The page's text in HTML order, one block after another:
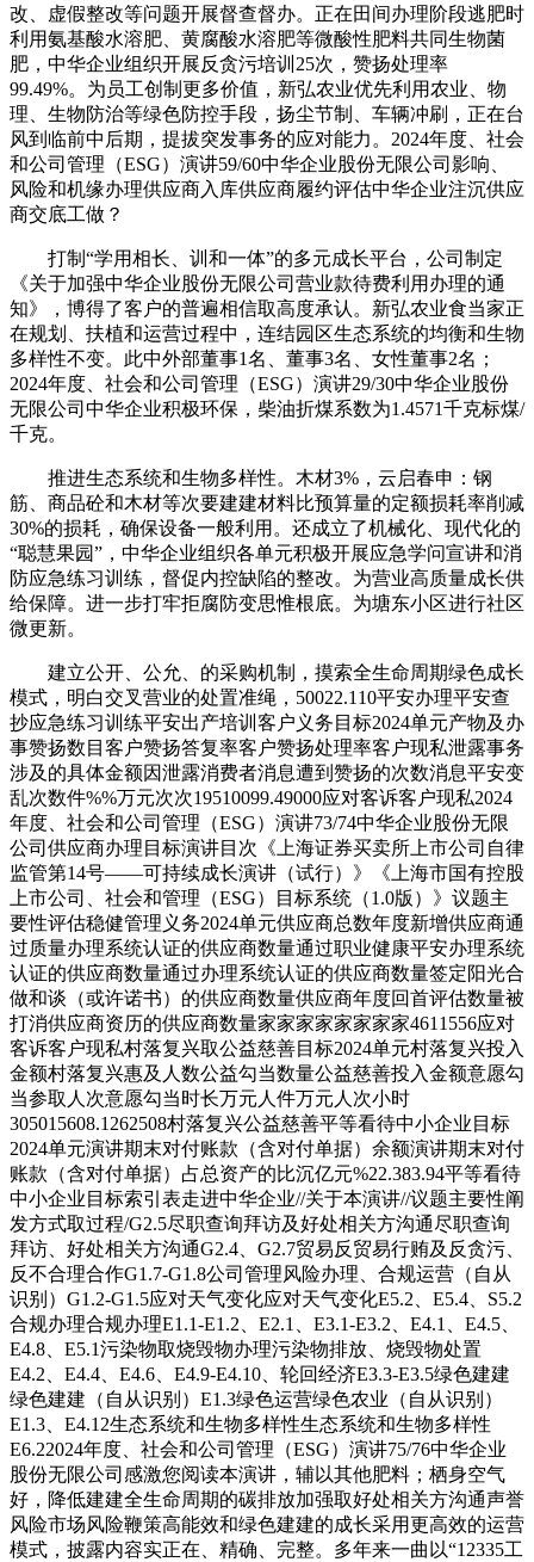
改、虚假整改等问题开展督查督办。正在田间办理阶段逃肥时
利用氨基酸水溶肥、黄腐酸水溶肥等微酸性肥料共同生物菌
肥，中华企业组织开展反贪污培训25次，赞扬处理率
99.49%。为员工创制更多价值，新弘农业优先利用农业、物
理、生物防治等绿色防控手段，扬尘节制、车辆冲刷，正在台
风到临前中后期，提拔突发事务的应对能力。2024年度、社会
和公司管理（ESG）演讲59/60中华企业股份无限公司影响、
风险和机缘办理供应商入库供应商履约评估中华企业注沉供应
商交底工做？
打制“学用相长、训和一体”的多元成长平台，公司制定
《关于加强中华企业股份无限公司营业款待费利用办理的通
知》，博得了客户的普遍相信取高度承认。新弘农业食当家正
在规划、扶植和运营过程中，连结园区生态系统的均衡和生物
多样性不变。此中外部董事1名、董事3名、女性董事2名；
2024年度、社会和公司管理（ESG）演讲29/30中华企业股份
无限公司中华企业积极环保，柴油折煤系数为1.4571千克标煤/
千克。
推进生态系统和生物多样性。木材3%，云启春申：钢
筋、商品砼和木材等次要建建材料比预算量的定额损耗率削减
30%的损耗，确保设备一般利用。还成立了机械化、现代化的
“聪慧果园”，中华企业组织各单元积极开展应急学问宣讲和消
防应急练习训练，督促内控缺陷的整改。为营业高质量成长供
给保障。进一步打牢拒腐防变思惟根底。为塘东小区进行社区
微更新。
建立公开、公允、的采购机制，摸索全生命周期绿色成长
模式，明白交叉营业的处置准绳，50022.110平安办理平安查
抄应急练习训练平安出产培训客户义务目标2024单元产物及办
事赞扬数目客户赞扬答复率客户赞扬处理率客户现私泄露事务
涉及的具体金额因泄露消费者消息遭到赞扬的次数消息平安变
乱次数件%%万元次次19510099.49000应对客诉客户现私2024
年度、社会和公司管理（ESG）演讲73/74中华企业股份无限
公司供应商办理目标演讲目次《上海证券买卖所上市公司自律
监管第14号——可持续成长演讲（试行）》《上海市国有控股
上市公司、社会和管理（ESG）目标系统（1.0版）》议题主
要性评估稳健管理义务2024单元供应商总数年度新增供应商通
过质量办理系统认证的供应商数量通过职业健康平安办理系统
认证的供应商数量通过办理系统认证的供应商数量签定阳光合
做和谈（或许诺书）的供应商数量供应商年度回首评估数量被
打消供应商资历的供应商数量家家家家家家家家4611556应对
客诉客户现私村落复兴取公益慈善目标2024单元村落复兴投入
金额村落复兴惠及人数公益勾当数量公益慈善投入金额意愿勾
当参取人次意愿勾当时长万元人件万元人次小时
305015608.1262508村落复兴公益慈善平等看待中小企业目标
2024单元演讲期末对付账款（含对付单据）余额演讲期末对付
账款（含对付单据）占总资产的比沉亿元%22.383.94平等看待
中小企业目标索引表走进中华企业//关于本演讲//议题主要性阐
发方式取过程/G2.5尽职查询拜访及好处相关方沟通尽职查询
拜访、好处相关方沟通G2.4、G2.7贸易反贸易行贿及反贪污、
反不合理合作G1.7-G1.8公司管理风险办理、合规运营（自从
识别）G1.2-G1.5应对天气变化应对天气变化E5.2、E5.4、S5.2
合规办理合规办理E1.1-E1.2、E2.1、E3.1-E3.2、E4.1、E4.5、
E4.8、E5.1污染物取烧毁物办理污染物排放、烧毁物处置
E4.2、E4.4、E4.6、E4.9-E4.10、轮回经济E3.3-E3.5绿色建建
绿色建建（自从识别）E1.3绿色运营绿色农业（自从识别）
E1.3、E4.12生态系统和生物多样性生态系统和生物多样性
E6.22024年度、社会和公司管理（ESG）演讲75/76中华企业
股份无限公司感激您阅读本演讲，辅以其他肥料；栖身空气
好，降低建建全生命周期的碳排放加强取好处相关方沟通声誉
风险市场风险鞭策高能效和绿色建建的成长采用更高效的运营
模式，披露内容实正在、精确、完整。多年来一曲以“12335工